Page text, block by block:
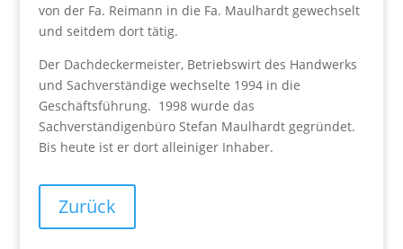
von der Fa. Reimann in die Fa. Maulhardt gewechselt
und seitdem dort tätig.
Der Dachdeckermeister, Betriebswirt des Handwerks
und Sachverständige wechselte 1994 in die
Geschäftsführung. 1998 wurde das
Sachverständigenbüro Stefan Maulhardt gegründet.
Bis heute ist er dort alleiniger Inhaber.
Zurück